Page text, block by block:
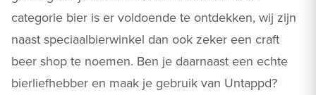
categorie bier is er voldoende te ontdekken, wij zijn
naast speciaalbierwinkel dan ook zeker een craft
beer shop te noemen. Ben je daarnaast een echte
bierliefhebber en maak je gebruik van Untappd?